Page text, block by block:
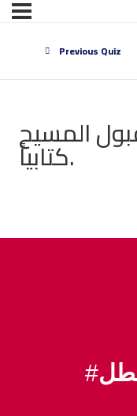
Previous Quiz
وقبول المسيح
كتابياً.
#